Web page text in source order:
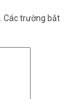
Các trường bắt